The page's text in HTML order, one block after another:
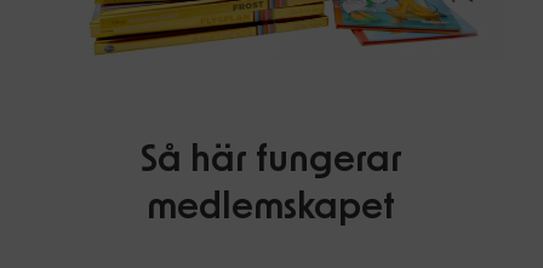
Så här fungerar
medlemskapet